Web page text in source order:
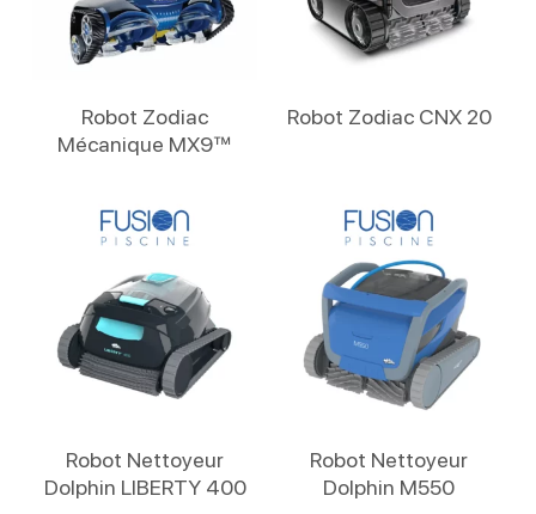
Robot Zodiac
Mécanique MX9™
Robot Zodiac CNX 20
Robot Nettoyeur
Dolphin LIBERTY 400
Robot Nettoyeur
Dolphin M550